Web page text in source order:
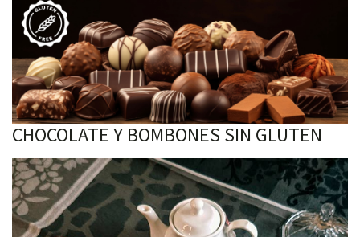
CHOCOLATE Y BOMBONES SIN GLUTEN